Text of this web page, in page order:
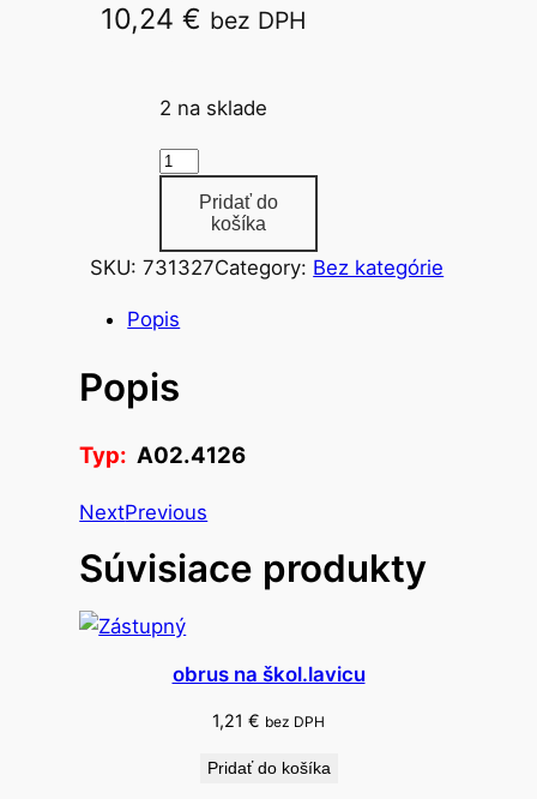
10,24€ bez DPH
2 na sklade
m
ž
s
t
o
l
x
u
n
g
Pridať do
košíka
SKU: 731327Category: Bez kategórie
Popis
Popis
Typ: A02.4126
NextPrevious
Súvisiace produkty
obrus na škol.lavicu
1,21 € bez DPH
Pridať do košíka